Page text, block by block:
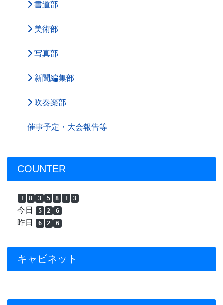
書道部
美術部
写真部
新聞編集部
吹奏楽部
催事予定・大会報告等
COUNTER
1 8 3 5 8 1 3
今日 5 2 6
昨日 6 2 6
キャビネット